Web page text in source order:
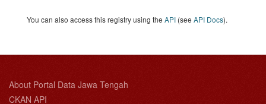
You can also access this registry using the API (see API Docs).
About Portal Data Jawa Tengah
CKAN API